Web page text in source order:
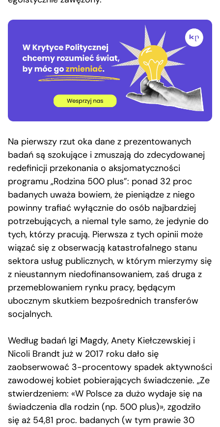
Na pierwszy rzut oka dane z prezentowanych
badań są szokujące i zmuszają do zdecydowanej
redefinicji przekonania o aksjomatyczności
programu „Rodzina 500 plus”: ponad 32 proc
badanych uważa bowiem, że pieniądze z niego
powinny trafiać wyłącznie do osób najbardziej
potrzebujących, a niemal tyle samo, że jedynie do
tych, którzy pracują. Pierwsza z tych opinii może
wiązać się z obserwacją katastrofalnego stanu
sektora usług publicznych, w którym mierzymy się
z nieustannym niedofinansowaniem, zaś druga z
przemeblowaniem rynku pracy, będącym
ubocznym skutkiem bezpośrednich transferów
socjalnych.
Według badań Igi Magdy, Anety Kiełczewskiej i
Nicoli Brandt już w 2017 roku dało się
zaobserwować 3-procentowy spadek aktywności
zawodowej kobiet pobierających świadczenie. „Ze
stwierdzeniem: «W Polsce za dużo wydaje się na
świadczenia dla rodzin (np. 500 plus)», zgodziło
się aż 54,81 proc. badanych (w tym prawie 30